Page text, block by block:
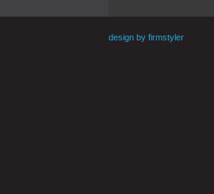
design by firmstyler